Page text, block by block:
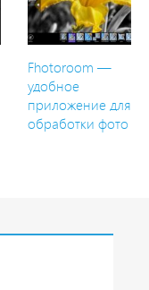
Fhotoroom —
удобное
приложение для
обработки фото